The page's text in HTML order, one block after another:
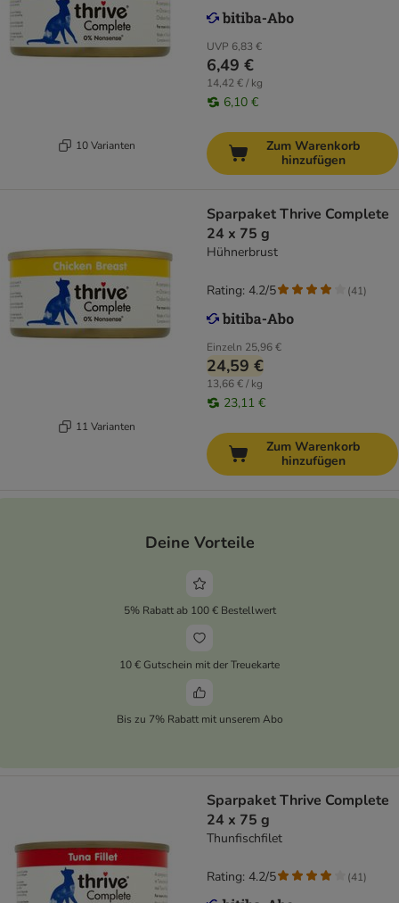
10 Varianten
UVP 6,83 €
6,49 €
14,42 € / kg
6,10 €
Zum Warenkorb
hinzufügen
11 Varianten
Sparpaket Thrive Complete
24 x 75 g
Hühnerbrust
Einzeln 25,96 €
24,59 €
13,66 € / kg
23,11 €
Rating: 4.2/5 (41)
Zum Warenkorb
hinzufügen
Deine Vorteile
5% Rabatt ab 100 € Bestellwert
10 € Gutschein mit der Treuekarte
Bis zu 7% Rabatt mit unserem Abo
Sparpaket Thrive Complete
24 x 75 g
Thunfischfilet
Rating: 4.2/5 (41)